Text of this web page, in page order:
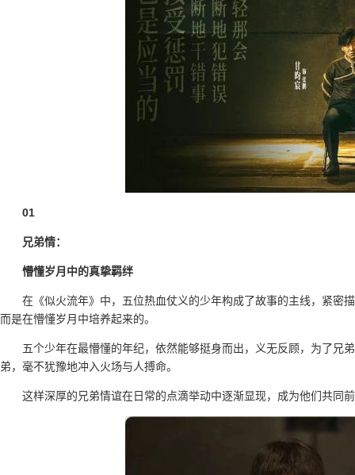
01
兄弟情：
懵懂岁月中的真挚羁绊
在《似火流年》中，五位热血仗义的少年构成了故事的主线，紧密
而是在懵懂岁月中培养起来的。
五个少年在最懵懂的年纪，依然能够挺身而出，义无反顾，为了兄
弟，毫不犹豫地冲入火场与人搏命。
这样深厚的兄弟情谊在日常的点滴举动中逐渐显现，成为他们共同